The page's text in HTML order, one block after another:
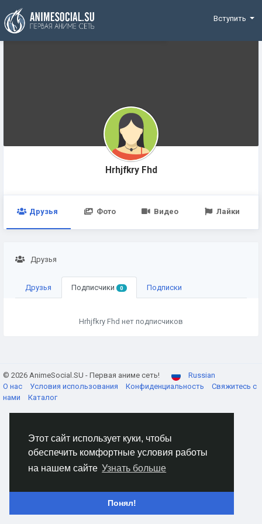
Этот сайт использует куки, чтобы
обеспечить комфортные условия работы
на нашем сайте Узнать больше
Понял!
Funding
Вступить
Hrhjfkry Fhd
Друзья Фото Видео Лайки
Друзья
Друзья Подписчики 0 Подписки
Hrhjfkry Fhd нет подписчиков
© 2026 AnimeSocial.SU - Первая аниме сеть!
Russian
О нас
Условия использования Конфиденциальность
Свяжитесь с
нами
Каталог